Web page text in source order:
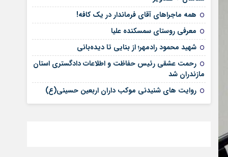
همه ماجراهای آقای فرماندار در یک کافه!
معرفی روستای سمسکنده علیا
شهید محمود رادمهر؛ از بنایی تا دیده‌بانی
رحمت عشقی رئیس حفاظت و اطلاعات دادگستری استان
مازندران شد
روایت های شنیدنی موکب داران اربعین حسینی(ع)